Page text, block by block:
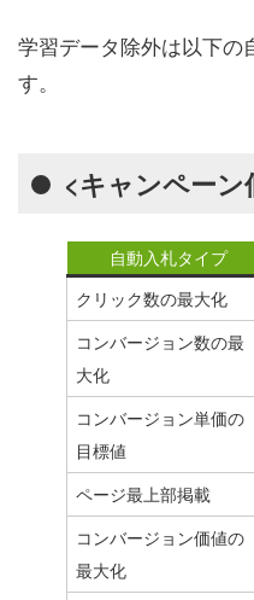
学習データ除外は以下の
す。
<キャンペーン
自動入札タイプ
クリック数の最大化
コンバージョン数の最
大化
コンバージョン単価の
目標値
ページ最上部掲載
コンバージョン価値の
最大化